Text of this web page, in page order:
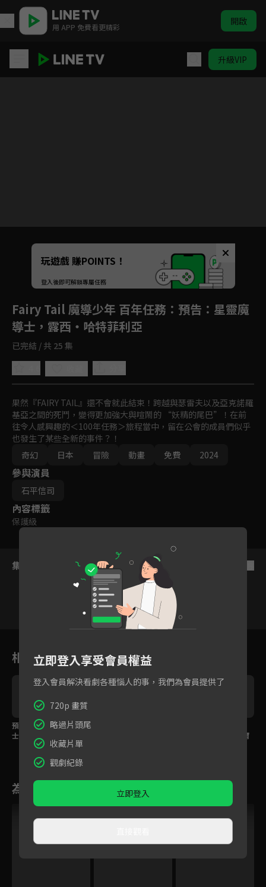
用 APP 免費看更精彩 開啟
升級VIP
Unmute
玩遊戲 賺POINTS！
登入後即可解鎖專屬任務
Fairy Tail 魔導少年 百年任務 ：預告：星靈魔
導士，露西・哈特菲利亞
已完結 / 共 25 集
果然『FAIRY TAIL』還不會就此結束！跨越與瑟雷夫以及亞克諾羅
基亞之間的死鬥，變得更加強大與喧鬧的 “妖精的尾巴”！在前
往令人感興趣的＜100年任務＞旅程當中，留在公會的成員們似乎
也發生了某些全新的事件？！
奇幻
日本 冒險 動畫 免費 2024
參與演員
石平信司
內容標籤
保護級
集數列表
相關花絮
預告：天空之滅龍魔導
士，溫蒂・馬貝爾
士，納茲・多拉格尼爾
為您推薦
立即登入享受會員權益
登入會員解決看劇各種惱人的事，我們為會員提供了
720p 畫質
略過片頭尾
收藏片單
觀劇紀錄
立即登入